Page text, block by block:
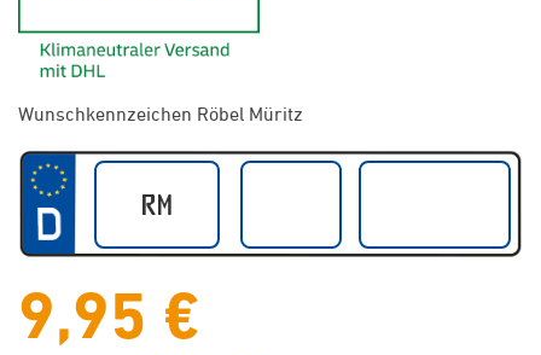
Wunschkennzeichen Röbel Müritz
9,95 €